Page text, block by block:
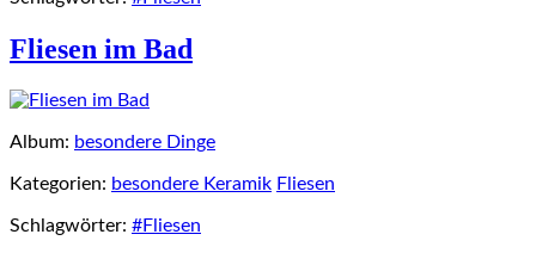
Fliesen im Bad
Album: besondere Dinge
Kategorien: besondere Keramik Fliesen
Schlagwörter: #Fliesen